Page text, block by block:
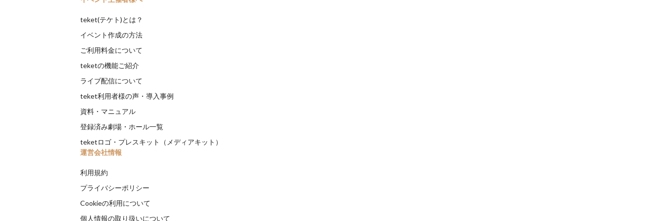
teket(テケト)とは？
イベント作成の方法
ご利用料金について
teketの機能ご紹介
ライブ配信について
teket利用者様の声・導入事例
資料・マニュアル
登録済み劇場・ホール一覧
teketロゴ・プレスキット（メディアキット）
運営会社情報
利用規約
プライバシーポリシー
Cookieの利用について
個人情報の取り扱いについて